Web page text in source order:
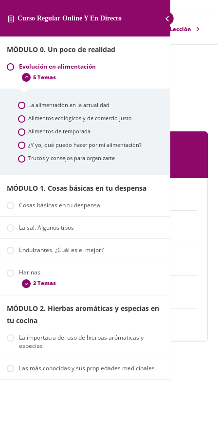
Curso Regular Online Y En Directo
MÓDULO 0. Un poco de realidad
Evolución en alimentación
5 Temas
La alimentación en la actualidad
Alimentos ecológicos y de comercio justo
Alimentos de temporada
¿Y yo, qué puedo hacer por mi alimentación?
Trucos y consejos para organizarte
MÓDULO 1. Cosas básicas en tu despensa
Cosas básicas en tu despensa
La sal. Algunos tipos
Endulzantes. ¿Cuál es el mejor?
Harinas.
2 Temas
Harina de garbanzos
Harina de algarroba
MÓDULO 2. Hierbas aromáticas y especias en
tu cocina
La importacia del uso de hierbas arómaticas y
especias
Las más conocidas y sus propiedades medicinales
Siguiente Lección
Evolución en alimentación
Un poco de realidad
Lección Contenido
0% COMPLETADO 0/5 pasos
Alimentos ecológicos y de comercio justo
Alimentos de temporada
Trucos y consejos para organizarte